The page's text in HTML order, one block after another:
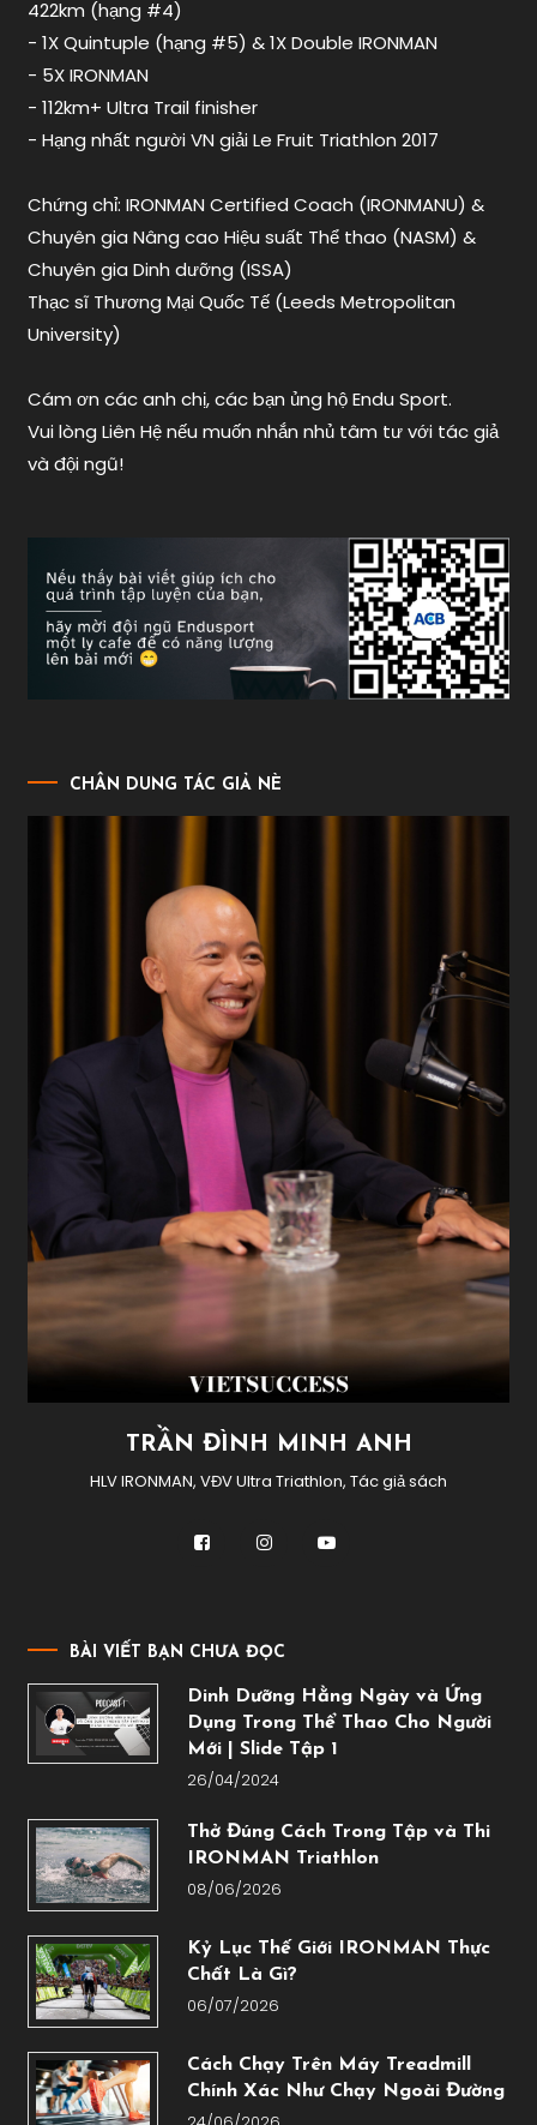
xe
đạp
Giant,
chuẩn
thi
ironman
422km (hạng #4)
- 1X Quintuple (hạng #5) & 1X Double IRONMAN
- 5X IRONMAN
- 112km+ Ultra Trail finisher
- Hạng nhất người VN giải Le Fruit Triathlon 2017
Chứng chỉ: IRONMAN Certified Coach (IRONMANU) &
Chuyên gia Nâng cao Hiệu suất Thể thao (NASM) &
Chuyên gia Dinh dưỡng (ISSA)
Thạc sĩ Thương Mại Quốc Tế (Leeds Metropolitan
University)
Cám ơn các anh chị, các bạn ủng hộ Endu Sport.
Vui lòng Liên Hệ nếu muốn nhắn nhủ tâm tư với tác giả
và đội ngũ!
CHÂN DUNG TÁC GIẢ NÈ
TRẦN ĐÌNH MINH ANH
HLV IRONMAN, VĐV Ultra Triathlon, Tác giả sách
BÀI VIẾT BẠN CHƯA ĐỌC
Dinh Dưỡng Hằng Ngày và Ứng
Dụng Trong Thể Thao Cho Người
Mới | Slide Tập 1
26/04/2024
Thở Đúng Cách Trong Tập và Thi
IRONMAN Triathlon
08/06/2026
Kỷ Lục Thế Giới IRONMAN Thực
Chất Là Gì?
06/07/2026
Cách Chạy Trên Máy Treadmill
Chính Xác Như Chạy Ngoài Đường